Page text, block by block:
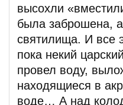
высохли
была заброшена,
святилища. И все
пока некий
провел воду,
находящиеся в
воде… А над